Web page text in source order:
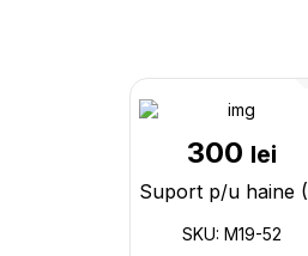
300 lei
SKU: M19-52